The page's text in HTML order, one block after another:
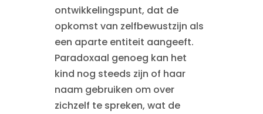
ontwikkelingspunt, dat de
opkomst van zelfbewustzijn als
een aparte entiteit aangeeft.
Paradoxaal genoeg kan het
kind nog steeds zijn of haar
naam gebruiken om over
zichzelf te spreken, wat de